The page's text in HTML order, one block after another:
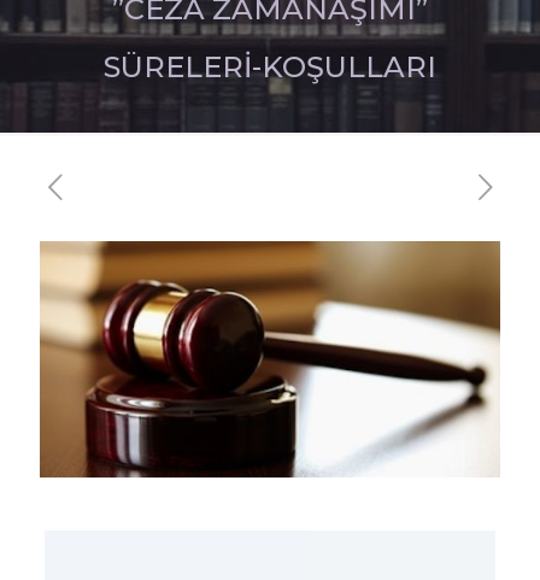
”CEZA ZAMANAŞIMI”
SÜRELERİ-KOŞULLARI